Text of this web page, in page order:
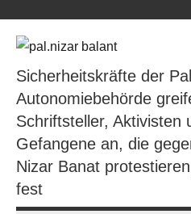
Sicherheitskräfte der
Autonomiebehörde
Schriftsteller, Aktivisten
Gefangene an, die
Nizar Banat
fest